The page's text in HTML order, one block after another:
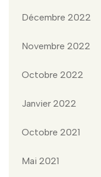
Décembre 2022
Novembre 2022
Octobre 2022
Janvier 2022
Octobre 2021
Mai 2021